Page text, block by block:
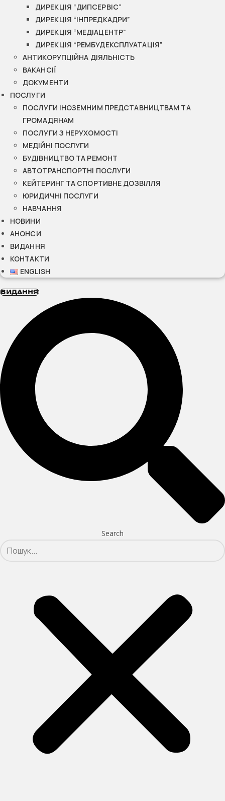
ДИРЕКЦІЯ “ДИПСЕРВІС”
ДИРЕКЦІЯ “ІНПРЕДКАДРИ”
ДИРЕКЦІЯ “МЕДІАЦЕНТР”
ДИРЕКЦІЯ “РЕМБУДЕКСПЛУАТАЦІЯ”
АНТИКОРУПЦІЙНА ДІЯЛЬНІСТЬ
ВАКАНСІЇ
ДОКУМЕНТИ
ПОСЛУГИ
ПОСЛУГИ ІНОЗЕМНИМ ПРЕДСТАВНИЦТВАМ ТА
ГРОМАДЯНАМ
ПОСЛУГИ З НЕРУХОМОСТІ
МЕДІЙНІ ПОСЛУГИ
БУДІВНИЦТВО ТА РЕМОНТ
АВТОТРАНСПОРТНІ ПОСЛУГИ
КЕЙТЕРИНГ ТА СПОРТИВНЕ ДОЗВІЛЛЯ
ЮРИДИЧНІ ПОСЛУГИ
НАВЧАННЯ
НОВИНИ
АНОНСИ
ВИДАННЯ
КОНТАКТИ
ENGLISH
ВИДАННЯ
Search